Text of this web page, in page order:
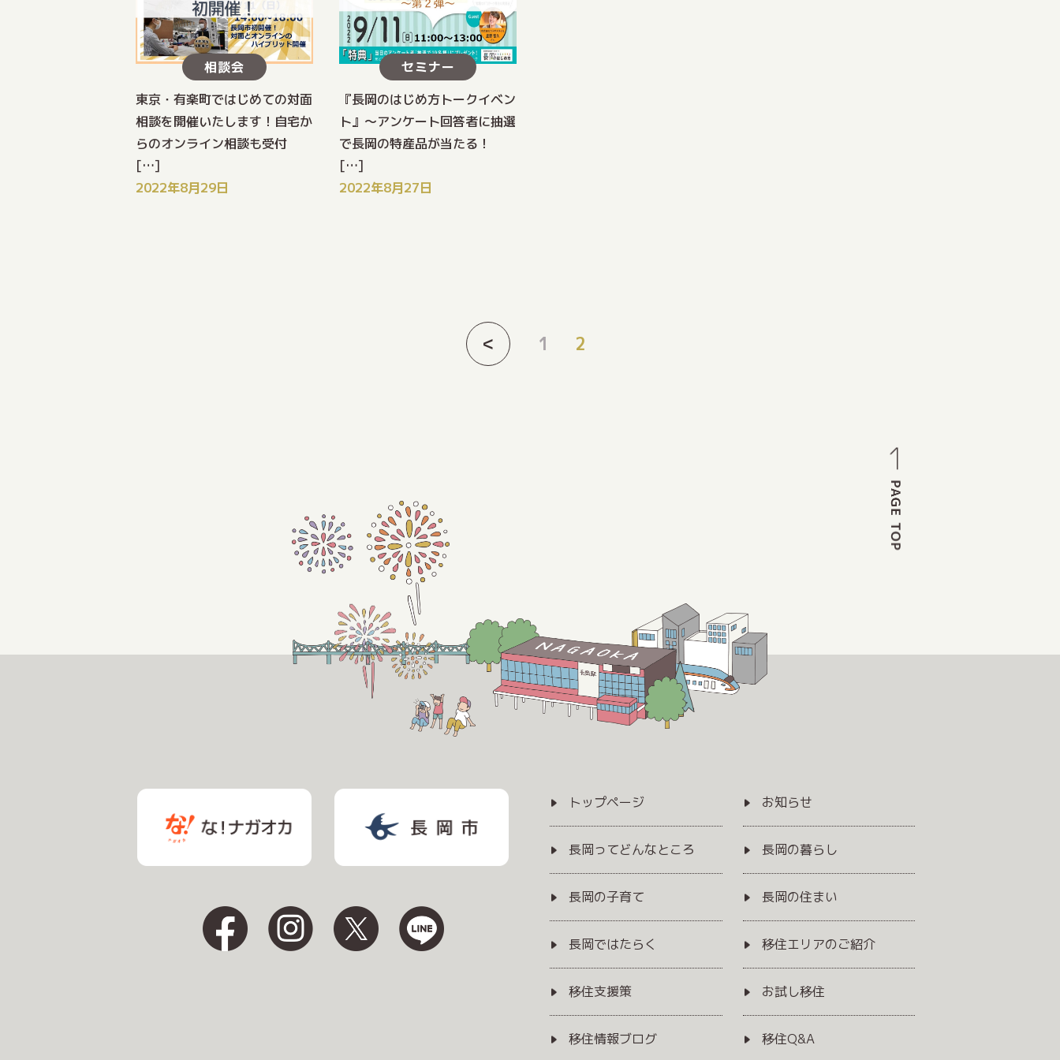
相談会
東京・有楽町ではじめての対面
相談を開催いたします！自宅か
らのオンライン相談も受付
[…]
2022年8月29日
セミナー
『長岡のはじめ方トークイベン
ト』〜アンケート回答者に抽選
で長岡の特産品が当たる！
[…]
2022年8月27日
< 1 2
トップページ
長岡ってどんなところ
長岡の子育て
長岡ではたらく
移住支援策
移住情報ブログ
お知らせ
長岡の暮らし
長岡の住まい
移住エリアのご紹介
お試し移住
移住Q&A